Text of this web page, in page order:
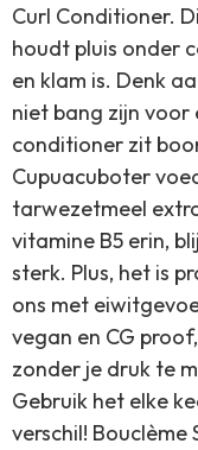
Curl Conditioner.
houdt pluis onder
en klam is. Denk
niet bang zijn voor
conditioner zit
Cupuacuboter
tarwezetmeel
vitamine B5 erin,
sterk. Plus, het is
ons met
vegan en CG
zonder je druk te
Gebruik het elke
verschil! Bouclème